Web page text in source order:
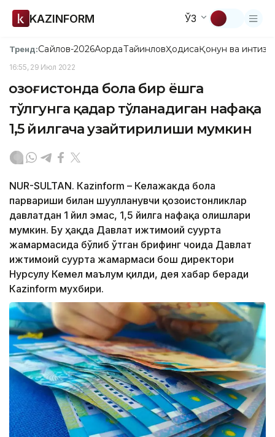
KAZINFORM ЎЗ
Тренд:Сайлов-2026АқордаТайинловҲодисаҚонун ва
16:55, 29 Июл 2022
Қозоғистонда бола бир ёшга
тўлгунга қадар тўланадиган нафақа
1,5 йилгача узайтирилиши мумкин
NUR-SULTAN. Кazinform – Келажакда бола
парвариши билан шуғулланувчи қозоғистонликлар
давлатдан 1 йил эмас, 1,5 йилга нафақа олишлари
мумкин. Бу ҳақда Давлат ижтимоий суғурта
жамғармасида бўлиб ўтган брифинг чоғида Давлат
ижтимоий суғурта жамғармаси бош директори
Нурсулу Кемел маълум қилди, дея хабар беради
Кazinform мухбири.